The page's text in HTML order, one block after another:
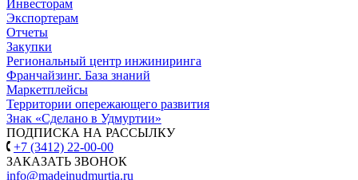
Инвесторам
Экспортерам
Отчеты
Закупки
Региональный центр инжиниринга
Франчайзинг. База знаний
Маркетплейсы
Территории опережающего развития
Знак «Сделано в Удмуртии»
ПОДПИСКА НА РАССЫЛКУ
+7 (3412) 22-00-00
ЗАКАЗАТЬ ЗВОНОК
info@madeinudmurtia.ru